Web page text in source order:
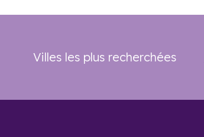
Villes les plus recherchées